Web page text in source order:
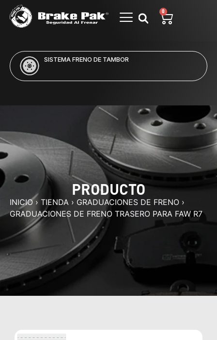
0
SISTEMA FRENO DE TAMBOR
PRODUCTO
INICIO› TIENDA › GRADUACIONES DE FRENO ›
GRADUACIONES DE FRENO TRASERO PARA FAW R7